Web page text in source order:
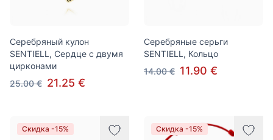
Серебряный кулон
SENTIELL, Сердце с двумя
цирконами
25.00 € 21.25 €
Серебряные серьги
SENTIELL, Кольцо
14.00 € 11.90 €
Скидка -15% Скидка -15%